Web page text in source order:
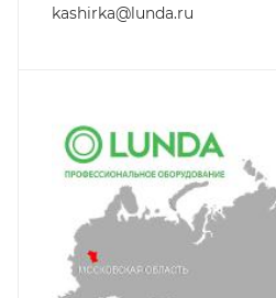
kashirka@lunda.ru